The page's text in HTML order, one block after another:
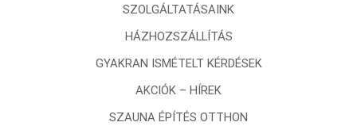
SZOLGÁLTATÁSAINK
HÁZHOZSZÁLLÍTÁS
GYAKRAN ISMÉTELT KÉRDÉSEK
AKCIÓK – HÍREK
SZAUNA ÉPÍTÉS OTTHON